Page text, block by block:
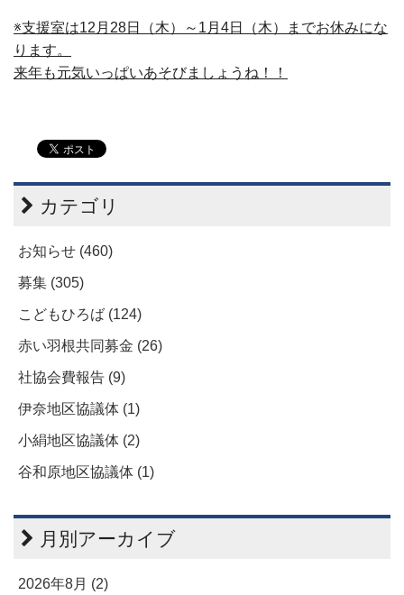
※支援室は12月28日（木）～1月4日（木）までお休みにな
ります。
来年も元気いっぱいあそびましょうね！！
カテゴリ
お知らせ (460)
募集 (305)
こどもひろば (124)
赤い羽根共同募金 (26)
社協会費報告 (9)
伊奈地区協議体 (1)
小絹地区協議体 (2)
谷和原地区協議体 (1)
月別アーカイブ
2026年8月 (2)